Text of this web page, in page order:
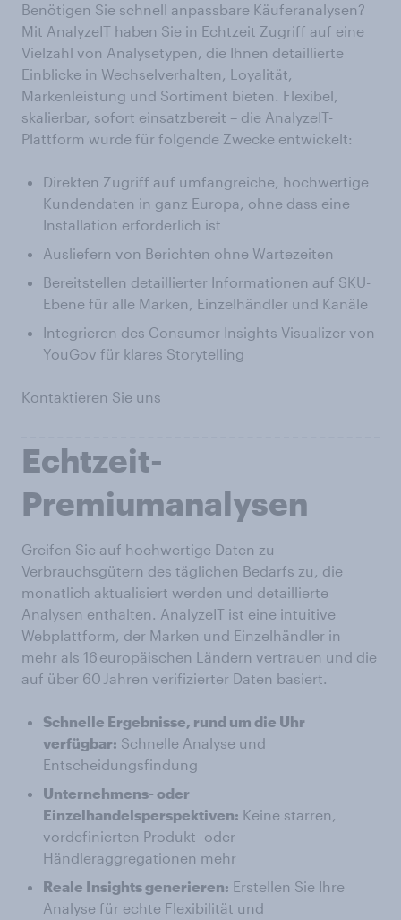
Benötigen Sie schnell anpassbare Käuferanalysen?
Mit AnalyzeIT haben Sie in Echtzeit Zugriff auf eine
Vielzahl von Analysetypen, die Ihnen detaillierte
Einblicke in Wechselverhalten, Loyalität,
Markenleistung und Sortiment bieten. Flexibel,
skalierbar, sofort einsatzbereit – die AnalyzeIT-
Plattform wurde für folgende Zwecke entwickelt:
Direkten Zugriff auf umfangreiche, hochwertige
Kundendaten in ganz Europa, ohne dass eine
Installation erforderlich ist
Ausliefern von Berichten ohne Wartezeiten
Bereitstellen detaillierter Informationen auf SKU-
Ebene für alle Marken, Einzelhändler und Kanäle
Integrieren des Consumer Insights Visualizer von
YouGov für klares Storytelling
Kontaktieren Sie uns
Echtzeit-
Premiumanalysen
Greifen Sie auf hochwertige Daten zu
Verbrauchsgütern des täglichen Bedarfs zu, die
monatlich aktualisiert werden und detaillierte
Analysen enthalten. AnalyzeIT ist eine intuitive
Webplattform, der Marken und Einzelhändler in
mehr als 16 europäischen Ländern vertrauen und die
auf über 60 Jahren verifizierter Daten basiert.
Schnelle Ergebnisse, rund um die Uhr
verfügbar: Schnelle Analyse und
Entscheidungsfindung
Unternehmens- oder
Einzelhandelsperspektiven: Keine starren,
vordefinierten Produkt- oder
Händleraggregationen mehr
Reale Insights generieren: Erstellen Sie Ihre
Analyse für echte Flexibilität und